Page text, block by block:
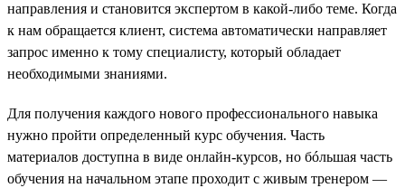
направления и становится экспертом в какой-либо теме. Когда
к нам обращается клиент, система автоматически направляет
запрос именно к тому специалисту, который обладает
необходимыми знаниями.
Для получения каждого нового профессионального навыка
нужно пройти определенный курс обучения. Часть
материалов доступна в виде онлайн-курсов, но бóльшая часть
обучения на начальном этапе проходит с живым тренером —